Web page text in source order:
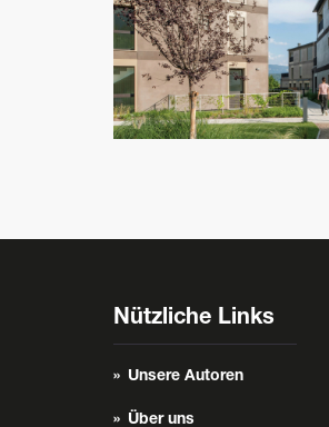
Nützliche Links
Unsere Autoren
Über uns